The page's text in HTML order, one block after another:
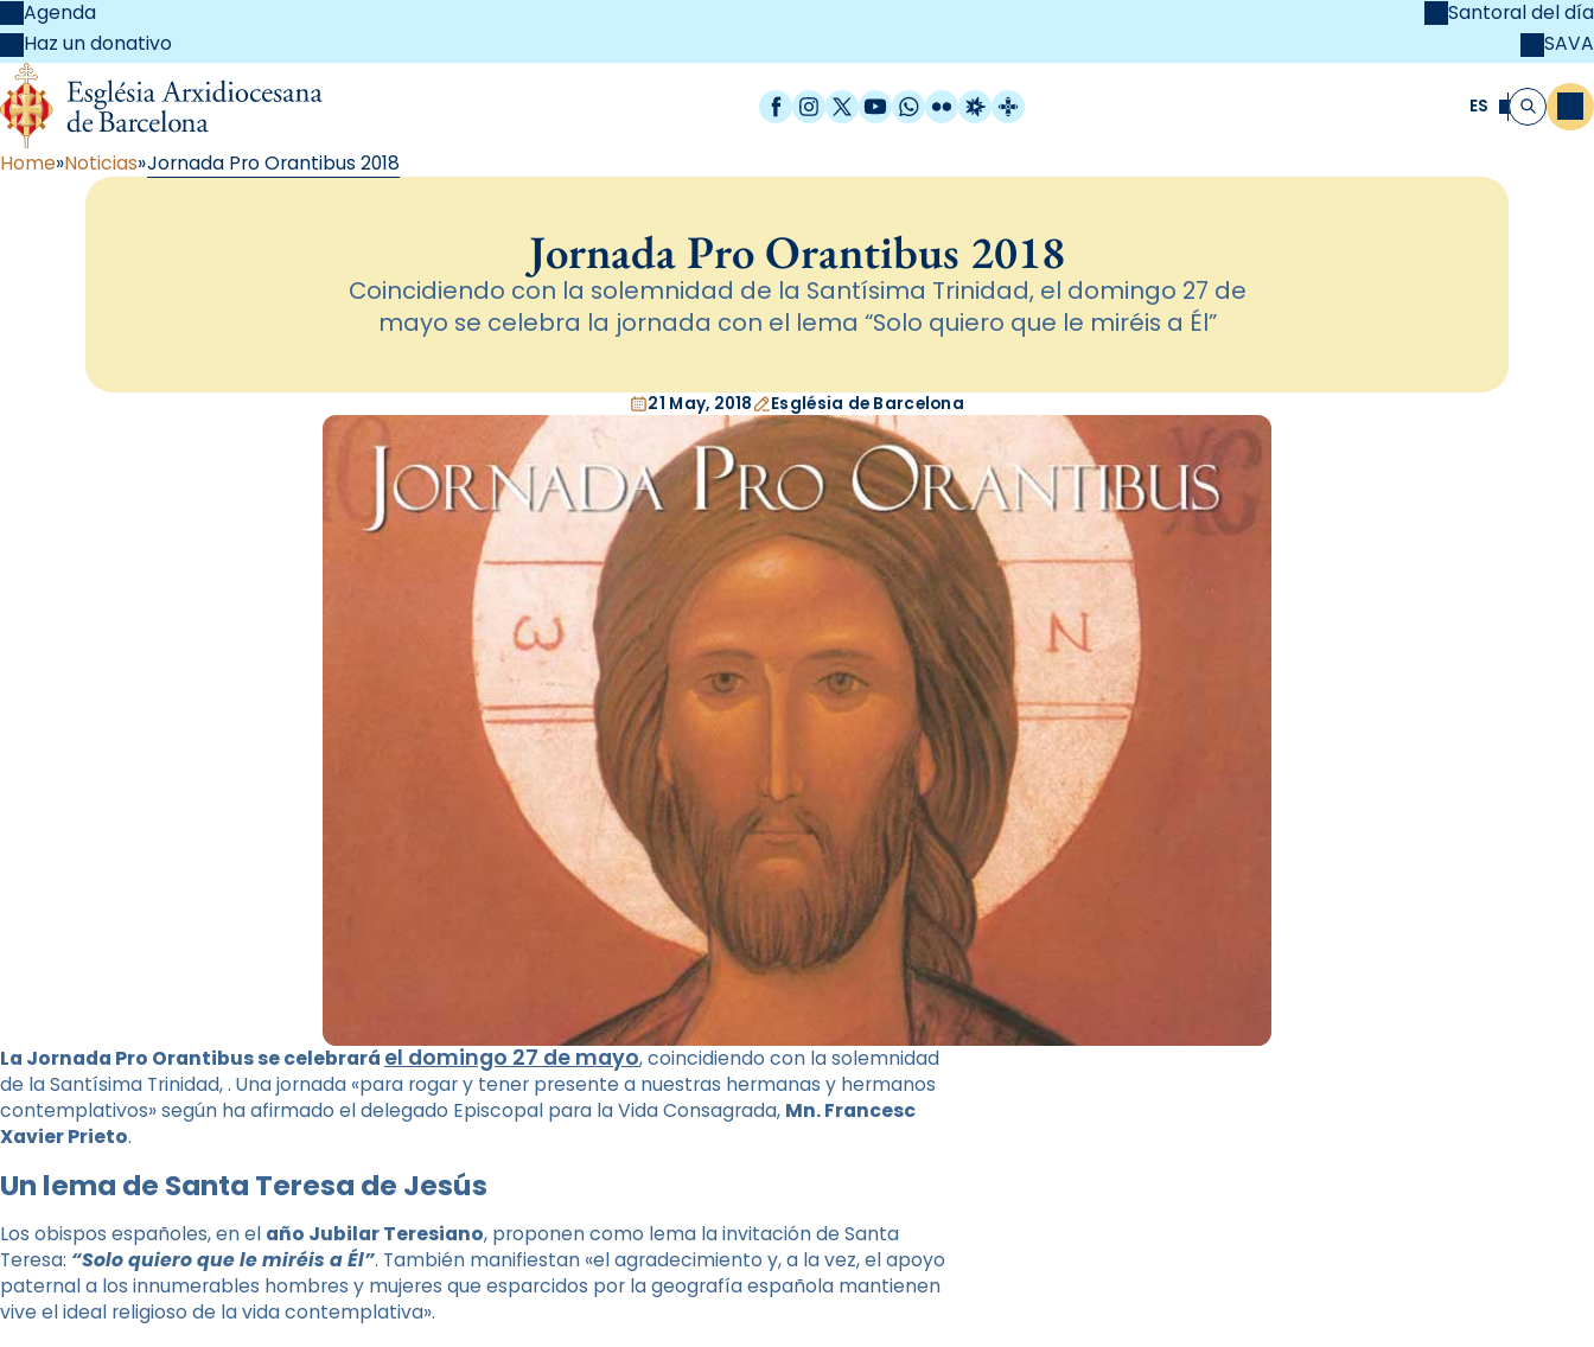
Agenda
Haz un donativo
Santoral del día
SAVA
Facebook
Instagram
X / Twitter
YouTube
WhatsApp
FlickrRadio Estel
Catalunya Cristiana ES Buscar
Home Noticias Jornada Pro Orantibus 2018
Jornada Pro Orantibus 2018
Coincidiendo con la solemnidad de la Santísima Trinidad, el domingo 27 de
mayo se celebra la jornada con el lema “Solo quiero que le miréis a Él”
21 May, 2018 Església de Barcelona
La Jornada Pro Orantibus se celebrará el domingo 27 de mayo, coincidiendo con la solemnidad
de la Santísima Trinidad, . Una jornada «para rogar y tener presente a nuestras hermanas y hermanos
contemplativos» según ha afirmado el delegado Episcopal para la Vida Consagrada, Mn. Francesc
Xavier Prieto.
Un lema de Santa Teresa de Jesús
Los obispos españoles, en el año Jubilar Teresiano, proponen como lema la invitación de Santa
Teresa: “Solo quiero que le miréis a Él”. También manifiestan «el agradecimiento y, a la vez, el apoyo
paternal a los innumerables hombres y mujeres que esparcidos por la geografía española mantienen
vive el ideal religioso de la vida contemplativa».